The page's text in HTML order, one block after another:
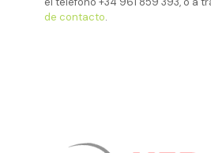
de contacto.